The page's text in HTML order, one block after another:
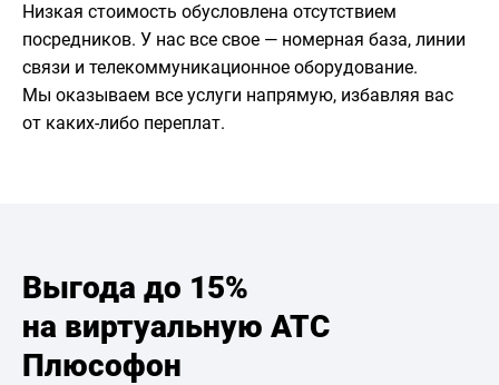
Низкая стоимость обусловлена отсутствием
посредников. У нас все свое — номерная база, линии
связи и телекоммуникационное оборудование.
Мы оказываем все услуги напрямую, избавляя вас
от каких-либо переплат.
Выгода до 15%
на виртуальную АТС
Плюсофон